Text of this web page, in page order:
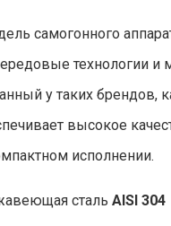
самогонного
технологии и
у таких брендов,
высокое
исполнении.
сталь AISI 304